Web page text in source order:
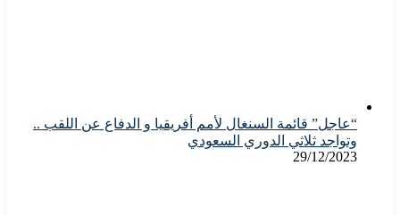
“عاجل” قائمة السنغال لأمم أفريقيا و الدفاع عن اللقب ..
وتواجد ثلاثي الدوري السعودي
29/12/2023